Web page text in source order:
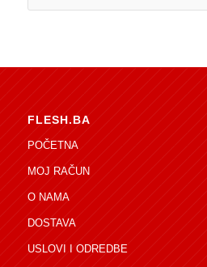
FLESH.BA
POČETNA
MOJ RAČUN
O NAMA
DOSTAVA
USLOVI I ODREDBE